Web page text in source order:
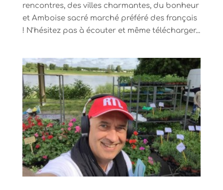
rencontres, des villes charmantes, du bonheur
et Amboise sacré marché préféré des français
! N’hésitez pas à écouter et même télécharger...